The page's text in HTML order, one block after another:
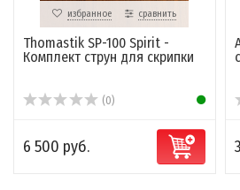
избранное сравнить
Thomastik SP-100 Spirit -
Комплект струн для скрипки
(0)
6 500 руб.